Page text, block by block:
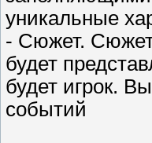
уникальные
- Сюжет. Сюжет
будет
будет игрок.
событий